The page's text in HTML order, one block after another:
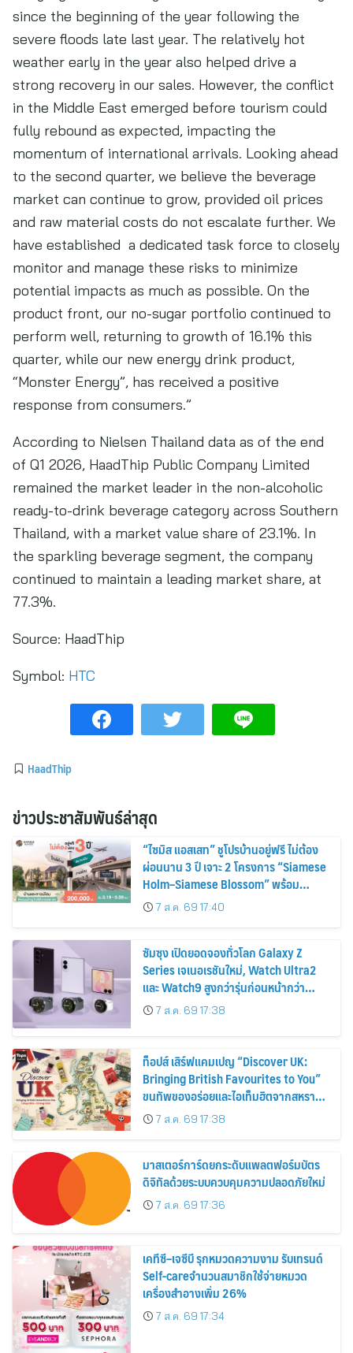
since the beginning of the year following the
severe floods late last year. The relatively hot
weather early in the year also helped drive a
strong recovery in our sales. However, the conflict
in the Middle East emerged before tourism could
fully rebound as expected, impacting the
momentum of international arrivals. Looking ahead
to the second quarter, we believe the beverage
market can continue to grow, provided oil prices
and raw material costs do not escalate further. We
have established a dedicated task force to closely
monitor and manage these risks to minimize
potential impacts as much as possible. On the
product front, our no-sugar portfolio continued to
perform well, returning to growth of 16.1% this
quarter, while our new energy drink product,
“Monster Energy”, has received a positive
response from consumers.”
According to Nielsen Thailand data as of the end
of Q1 2026, HaadThip Public Company Limited
remained the market leader in the non-alcoholic
ready-to-drink beverage category across Southern
Thailand, with a market value share of 23.1%. In
the sparkling beverage segment, the company
continued to maintain a leading market share, at
77.3%.
Source: HaadThip
Symbol: HTC
HaadThip
ข่าวประชาสัมพันธ์ล่าสุด
“ไซมิส แอสเสท” ชูโปรบ้านอยู่ฟรี ไม่ต้อง
ผ่อนนาน 3 ปี เจาะ 2 โครงการ “Siamese
Holm–Siamese Blossom” พร้อม
ส่วนลดและสิทธิพิเศษถึง 31 สิงหาคม
2569
7 ส.ค. 69 17:40
ซัมซุง เปิดยอดจองทั่วโลก Galaxy Z
Series เจเนอเรชันใหม่, Watch Ultra2
และ Watch9 สูงกว่ารุ่นก่อนหน้ากว่า
30%7 ส.ค. 69 17:38
ท็อปส์ เสิร์ฟแคมเปญ “Discover UK:
Bringing British Favourites to You”
ขนทัพของอร่อยและไอเท็มฮิตจากสหราช
อาณาจักร ส่งตรงถึงมือตั้งแต่วันนี้ – 18
สิงหาคมนี้
7 ส.ค. 69 17:38
มาสเตอร์การ์ดยกระดับแพลตฟอร์มบัตร
ดิจิทัลด้วยระบบควบคุมความปลอดภัยใหม่
7 ส.ค. 69 17:36
เคทีซี–เจซีบี รุกหมวดความงาม รับเทรนด์
Self-careจำนวนสมาชิกใช้จ่ายหมวด
เครื่องสำอางเพิ่ม 26%
7 ส.ค. 69 17:34